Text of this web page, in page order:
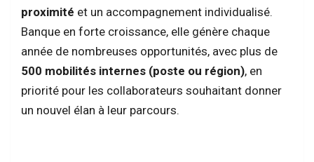
proximité et un accompagnement individualisé.
Banque en forte croissance, elle génère chaque
année de nombreuses opportunités, avec plus de
500 mobilités internes (poste ou région), en
priorité pour les collaborateurs souhaitant donner
un nouvel élan à leur parcours.